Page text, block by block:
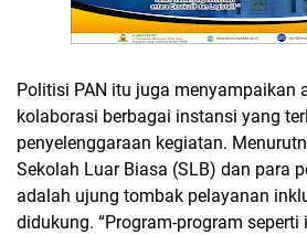
Politisi PAN itu juga menyampaikan
kolaborasi berbagai instansi yang
penyelenggaraan kegiatan.
Sekolah Luar Biasa (SLB) dan para
adalah ujung tombak pelayanan
didukung. “Program-program seperti